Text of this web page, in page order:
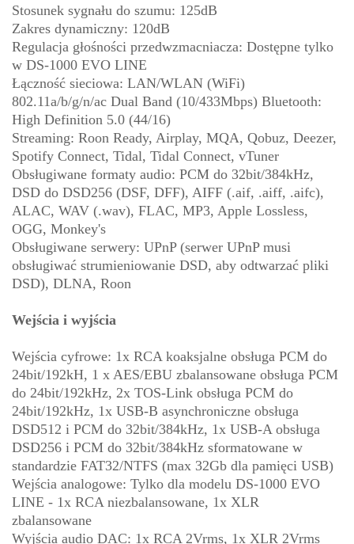
Stosunek sygnału do szumu: 125dB
Zakres dynamiczny: 120dB
Regulacja głośności przedwzmacniacza: Dostępne tylko
w DS-1000 EVO LINE
Łączność sieciowa: LAN/WLAN (WiFi)
802.11a/b/g/n/ac Dual Band (10/433Mbps) Bluetooth:
High Definition 5.0 (44/16)
Streaming: Roon Ready, Airplay, MQA, Qobuz, Deezer,
Spotify Connect, Tidal, Tidal Connect, vTuner
Obsługiwane formaty audio: PCM do 32bit/384kHz,
DSD do DSD256 (DSF, DFF), AIFF (.aif, .aiff, .aifc),
ALAC, WAV (.wav), FLAC, MP3, Apple Lossless,
OGG, Monkey's
Obsługiwane serwery: UPnP (serwer UPnP musi
obsługiwać strumieniowanie DSD, aby odtwarzać pliki
DSD), DLNA, Roon
Wejścia i wyjścia
Wejścia cyfrowe: 1x RCA koaksjalne obsługa PCM do
24bit/192kH, 1 x AES/EBU zbalansowane obsługa PCM
do 24bit/192kHz, 2x TOS-Link obsługa PCM do
24bit/192kHz, 1x USB-B asynchroniczne obsługa
DSD512 i PCM do 32bit/384kHz, 1x USB-A obsługa
DSD256 i PCM do 32bit/384kHz sformatowane w
standardzie FAT32/NTFS (max 32Gb dla pamięci USB)
Wejścia analogowe: Tylko dla modelu DS-1000 EVO
LINE - 1x RCA niezbalansowane, 1x XLR
zbalansowane
Wyjścia audio DAC: 1x RCA 2Vrms, 1x XLR 2Vrms